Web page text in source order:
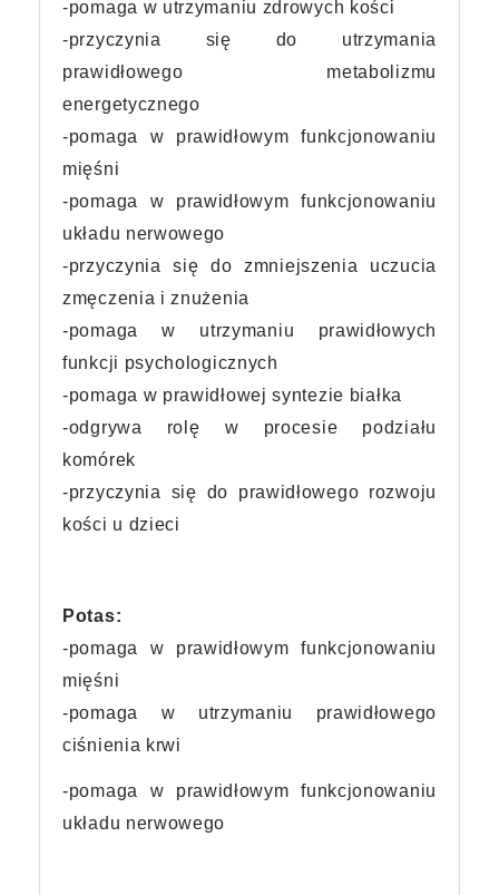
-pomaga w utrzymaniu zdrowych kości
-przyczynia się do utrzymania
prawidłowego metabolizmu
energetycznego
-pomaga w prawidłowym funkcjonowaniu
mięśni
-pomaga w prawidłowym funkcjonowaniu
układu nerwowego
-przyczynia się do zmniejszenia uczucia
zmęczenia i znużenia
-pomaga w utrzymaniu prawidłowych
funkcji psychologicznych
-pomaga w prawidłowej syntezie białka
-odgrywa rolę w procesie podziału
komórek
-przyczynia się do prawidłowego rozwoju
kości u dzieci
Potas:
-pomaga w prawidłowym funkcjonowaniu
mięśni
-pomaga w utrzymaniu prawidłowego
ciśnienia krwi
-pomaga w prawidłowym funkcjonowaniu
układu nerwowego